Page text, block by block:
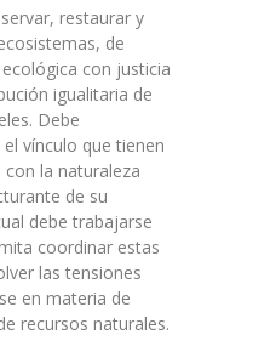
restaurar y
de
con justicia
igualitaria de
Debe
vínculo que tienen
la naturaleza
de su
debe trabajarse
coordinar estas
las tensiones
en materia de
recursos naturales.